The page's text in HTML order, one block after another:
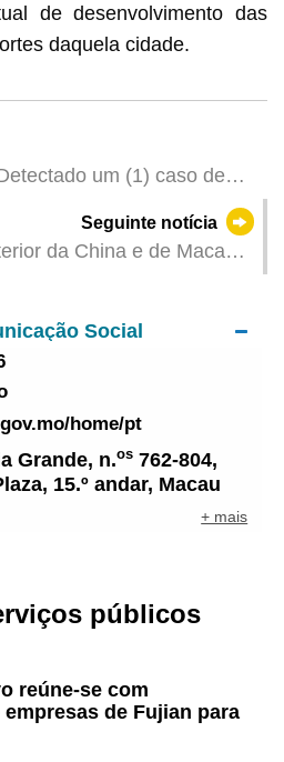
de desenvolvimento das
daquela cidade.
um (1) caso de
Seguinte notícia
da China e de Macau
Demolições e
nas áreas marítimas do
Social
home/pt
Grande, n.os 762-804,
15.º andar, Macau
+ mais
públicos
reúne-se com
de Fujian para